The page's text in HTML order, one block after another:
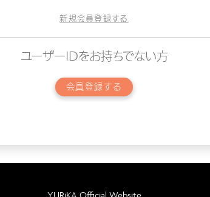
新規会員登録する
ユーザーIDをお持ちでない方
会員登録する
YURiKA Official Website